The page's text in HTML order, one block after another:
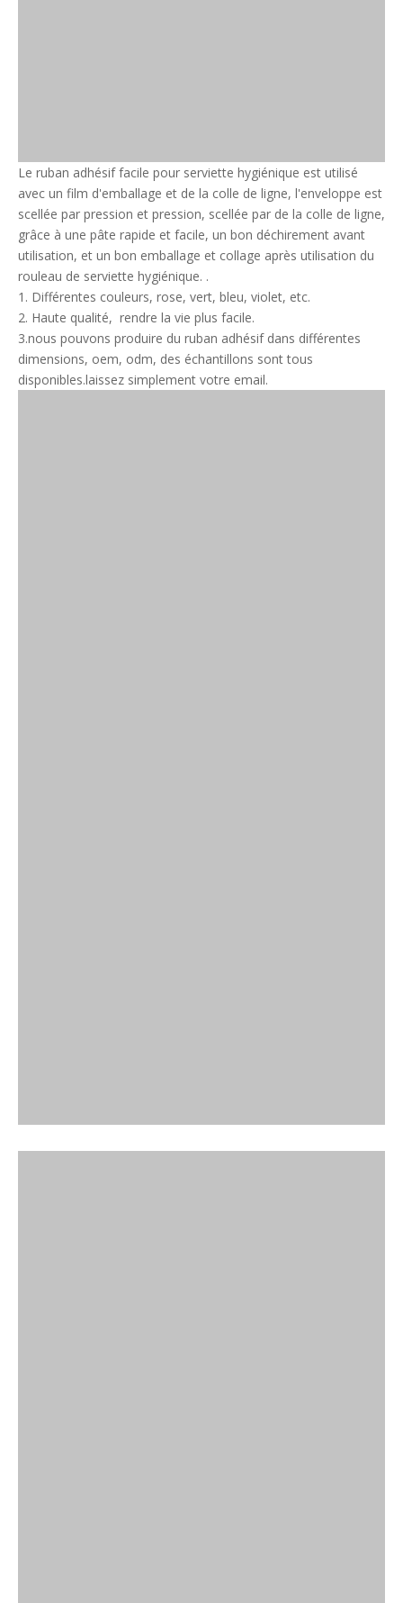
Le ruban adhésif facile pour serviette hygiénique est utilisé
avec un film d'emballage et de la colle de ligne, l'enveloppe est
scellée par pression et pression, scellée par de la colle de ligne,
grâce à une pâte rapide et facile, un bon déchirement avant
utilisation, et un bon emballage et collage après utilisation du
rouleau de serviette hygiénique. .
1. Différentes couleurs, rose, vert, bleu, violet, etc.
2. Haute qualité, rendre la vie plus facile.
3.nous pouvons produire du ruban adhésif dans différentes
dimensions, oem, odm, des échantillons sont tous
disponibles.laissez simplement votre email.